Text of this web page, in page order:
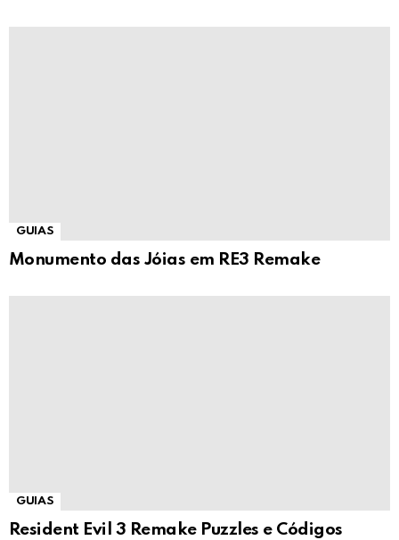
GUIAS
Monumento das Jóias em RE3 Remake
GUIAS
Resident Evil 3 Remake Puzzles e Códigos